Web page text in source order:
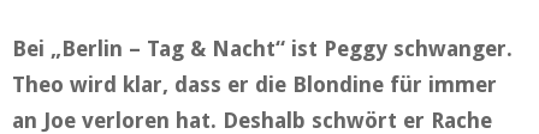
Bei „Berlin – Tag & Nacht“ ist Peggy schwanger.
Theo wird klar, dass er die Blondine für immer
an Joe verloren hat. Deshalb schwört er Rache